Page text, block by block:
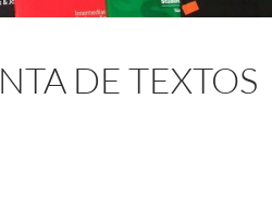
DE TEXTOS